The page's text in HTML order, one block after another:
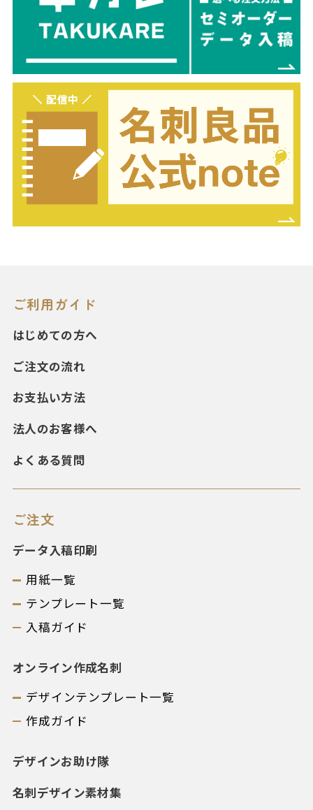
ご注文
データ入稿印刷
用紙一覧
テンプレート一覧
入稿ガイド
オンライン作成名刺
デザインテンプレート一覧
作成ガイド
デザインお助け隊
名刺デザイン素材集
ご利用ガイド
はじめての方へ
ご注文の流れ
お支払い方法
法人のお客様へ
よくある質問